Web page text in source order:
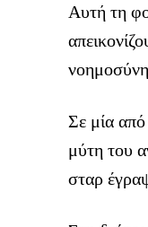
Αυτή τη
Σε μία από
μύτη του
σταρ